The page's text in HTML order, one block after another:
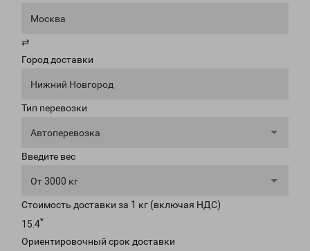
Москва
⇄
Город доставки
Нижний Новгород
Тип перевозки
Автоперевозка
Введите вес
От 3000 кг
Стоимость доставки за 1 кг (включая НДС)
15.4*
Ориентировочный срок доставки